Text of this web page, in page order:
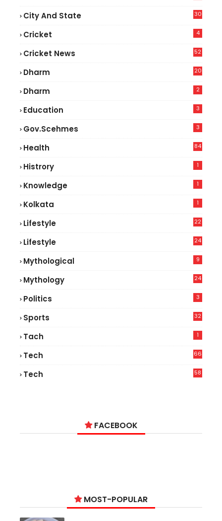
City And State 30
Cricket 4
Cricket News
52
Dharm 20
Dharm 2
Education 3
Gov.scehmes 3
Health
84
Histrory 1
Knowledge 1
Kolkata 1
Lifestyle
22
Lifestyle
24
Mythological 9
Mythology 24
Politics 3
Sports 32
Tach 1
Tech
66
Tech
58
FACEBOOK
MOST-POPULAR